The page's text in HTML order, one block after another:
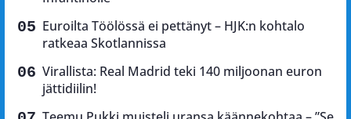
Euroilta Töölössä ei pettänyt – HJK:n kohtalo
ratkeaa Skotlannissa
Virallista: Real Madrid teki 140 miljoonan euron
jättidiilin!